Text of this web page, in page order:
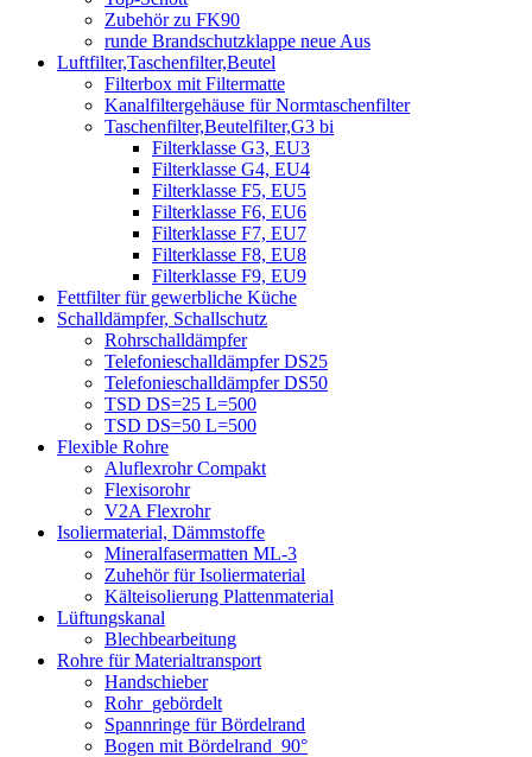
Zubehör zu FK90
runde Brandschutzklappe neue Aus
Luftfilter,Taschenfilter,Beutel
Filterbox mit Filtermatte
Kanalfiltergehäuse für Normtaschenfilter
Taschenfilter,Beutelfilter,G3 bi
Filterklasse G3, EU3
Filterklasse G4, EU4
Filterklasse F5, EU5
Filterklasse F6, EU6
Filterklasse F7, EU7
Filterklasse F8, EU8
Filterklasse F9, EU9
Fettfilter für gewerbliche Küche
Schalldämpfer, Schallschutz
Rohrschalldämpfer
Telefonieschalldämpfer DS25
Telefonieschalldämpfer DS50
TSD DS=25 L=500
TSD DS=50 L=500
Flexible Rohre
Aluflexrohr Compakt
Flexisorohr
V2A Flexrohr
Isoliermaterial, Dämmstoffe
Mineralfasermatten ML-3
Zuhehör für Isoliermaterial
Kälteisolierung Plattenmaterial
Lüftungskanal
Blechbearbeitung
Rohre für Materialtransport
Handschieber
Rohr_gebördelt
Spannringe für Bördelrand
Bogen mit Bördelrand_90°